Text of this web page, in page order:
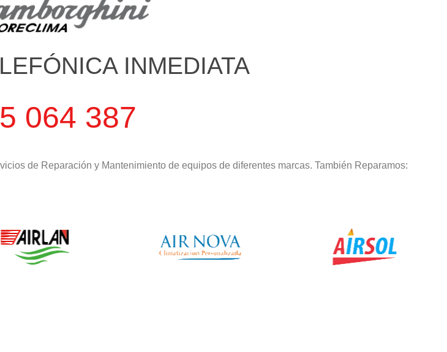
INMEDIATA
064 387
de Reparación y Mantenimiento de equipos de diferentes marcas. También Reparamos: